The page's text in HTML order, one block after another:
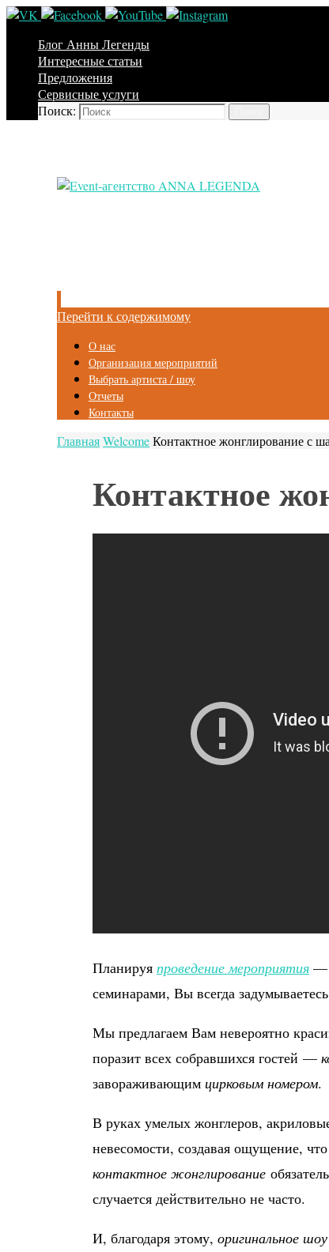
Блог Анны Легенды
Интересные статьи
Предложения
Сервисные услуги
Поиск:
Перейти к содержимому
О нас
Организация мероприятий
Выбрать артиста / шоу
Отчеты
Контакты
ГлавнаяWelcomeКонтактное жонглирование с
Контактное
Планируя проведение мероприятия —
семинарами, Вы всегда
Мы предлагаем Вам невероятно
поразит всех собравшихся гостей —
завораживающим цирковым номером.
В руках умелых жонглеров,
невесомости, создавая ощущение,
контактное жонглирование
случается действительно не часто.
И, благодаря этому, оригинальное